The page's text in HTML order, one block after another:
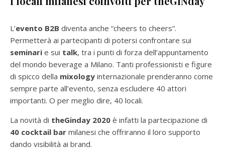
L’evento B2B diventa anche “cheers to cheers”.
Permetterà ai partecipanti di potersi confrontare sui
seminari e sui talk, tra i punti di forza dell’appuntamento
del mondo beverage a Milano. Tanti professionisti e figure
di spicco della mixology internazionale prenderanno come
sempre parte all’evento, senza escludere 40 attori
importanti. O per meglio dire, 40 locali.
La novità di theGinday 2020 è infatti la partecipazione di
40 cocktail bar milanesi che offriranno il loro supporto
dando visibilità ai brand.